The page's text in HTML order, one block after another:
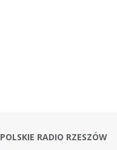
POLSKIE RADIO RZESZÓW